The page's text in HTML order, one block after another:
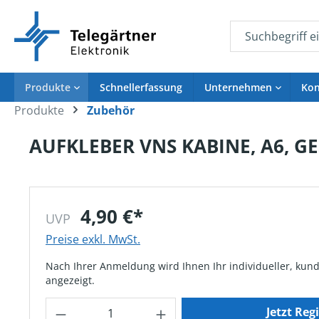
Produkte Schnellerfassung Unternehmen
Aufzugnotruf
Notruftelefon
Visueller Notruf
Maschinenraumkommunikation
Downloads Aufzugnotruf
EX-Lösung
Kabel &
Taster
Akku &
Karriere
Jobs
Duales Studium
Produkte Zubehör
AUFKLEBER VNS KABINE, A6,
UVP 4,90 €*
Preise exkl. MwSt.
Nach Ihrer Anmeldung wird Ihnen Ihr individueller,
angezeigt.
Produkt Anzahl: Gib den gewünschten Wert ein oder
Jetzt